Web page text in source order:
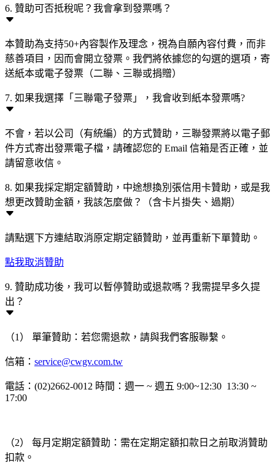
6. 贊助可否抵稅呢？我會拿到發票嗎？
本贊助為支持50+內容製作及理念，視為自願內容付費，而非
慈善項目，因而會開立發票。我們將依據您的勾選的選項，寄
送紙本或電子發票（二聯、三聯或捐贈）
7. 如果我選擇「三聯電子發票」，我會收到紙本發票嗎?
不會，若以公司（有統編）的方式贊助，三聯發票將以電子郵
件方式寄出發票電子檔，請確認您的 Email 信箱是否正確，並
請留意收信。
8. 如果我採定期定額贊助，中途想換別張信用卡贊助，或是我
想更改贊助金額，我該怎麼做？（含卡片掛失、過期）
請點選下方連結取消原定期定額贊助，並再重新下單贊助。
點我取消贊助
9. 贊助成功後，我可以暫停贊助或退款嗎？我需提早多久提
出？
（1） 單筆贊助：若您需退款，請與我們客服聯繫。
信箱： service@cwgv.com.tw
電話：(02)2662-0012 時間：週一 ~ 週五 9:00~12:30 13:30 ~
17:00
（2） 每月定期定額贊助：需在定期定額扣款日之前取消贊助
扣款。